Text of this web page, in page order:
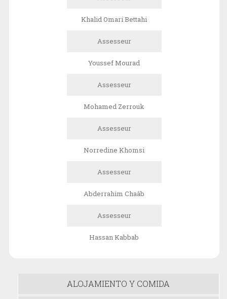
Khalid Omari Bettahi
Assesseur
Youssef Mourad
Assesseur
Mohamed Zerrouk
Assesseur
Norredine Khomsi
Assesseur
Abderrahim Chaâb
Assesseur
Hassan Kabbab
ALOJAMIENTO Y COMIDA